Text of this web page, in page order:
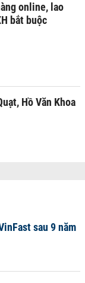
online, lao
bắt buộc
Hồ Văn Khoa
sau 9 năm